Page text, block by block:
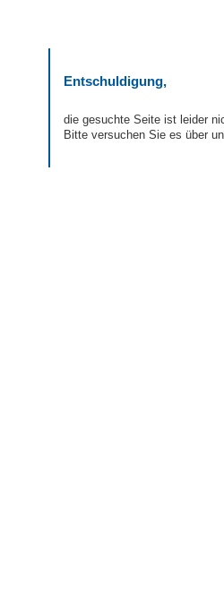
Entschuldigung,
die gesuchte Seite ist leider
Bitte versuchen Sie es über